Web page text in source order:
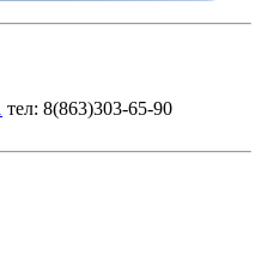
тел: 8(863)303-65-90